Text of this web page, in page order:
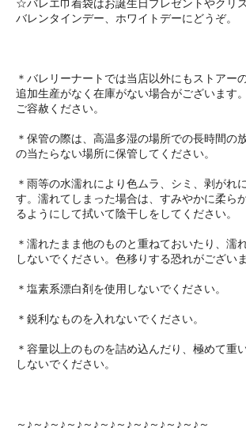
☆バレエ巾着袋はお誕生日プレゼントやクリ
バレンタインデー、ホワイトデーにどうぞ。
＊バレリーナートでは当店以外にもストアー
追加生産がなく在庫がない場合がございます
ご容赦ください。
＊保管の際は、高温多湿の場所での長時間の
の当たらない場所に保管してください。
＊雨等の水濡れにより色ムラ、シミ、剥がれ
す。濡れてしまった場合は、すみやかに柔ら
るようにして拭いて陰干しをしてください。
＊濡れたまま他のものと重ねておいたり、濡
しないでください。色移りする恐れがございま
＊塩素系漂白剤を使用しないでください。
＊鋭利なものを入れないでください。
＊容量以上のものを詰め込んだり、極めて重
しないでください。
～♪～♪～♪～♪～♪～♪～♪～♪～♪～♪～♪～